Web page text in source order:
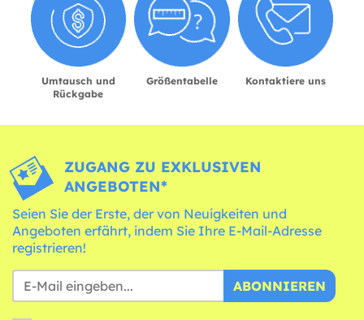
Umtausch und
Rückgabe
Größentabelle Kontaktiere uns
ZUGANG ZU EXKLUSIVEN
ANGEBOTEN*
Seien Sie der Erste, der von Neuigkeiten und
Angeboten erfährt, indem Sie Ihre E-Mail-Adresse
registrieren!
ABONNIEREN